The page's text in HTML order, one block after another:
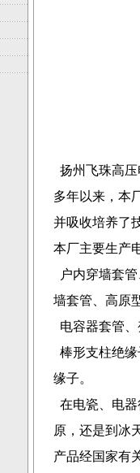
扬州飞珠高
多年以来，本
并吸收培养了
本厂主要生产
户内穿墙套
墙套管、高原
电容器套管、
棒形支柱绝
缘子。
在电瓷、电
原，还是到冰
产品经国家有